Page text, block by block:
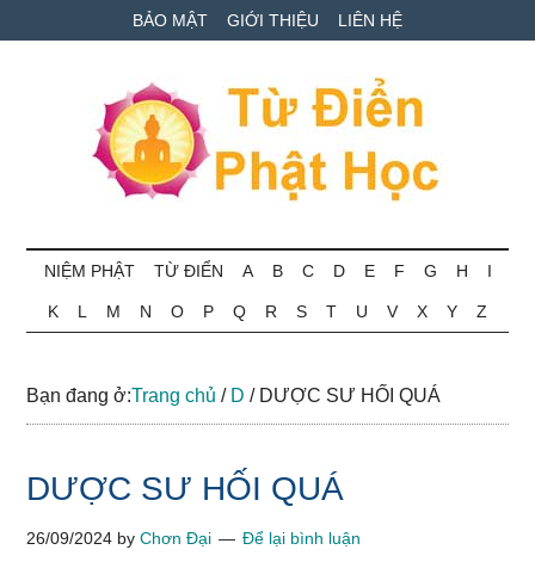
to
to
qua
BẢO MẬT GIỚI THIỆU LIÊN HỆ
Từ
điển
Phật
học
ngữ
NIỆM PHẬT TỪ ĐIỂN A B C D E F G H I
K L M N O P Q R S T U V X Y Z
Bạn đang ở:Trang chủ / D /DƯỢC SƯ HỐI QUÁ
DƯỢC SƯ HỐI QUÁ
26/09/2024 byChơn Đại Để lại bình luận